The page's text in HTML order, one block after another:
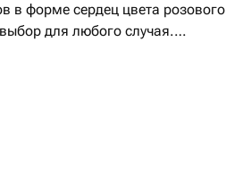
в форме сердец цвета розового
для любого случая.
нотку роскоши и прекрасно
цвета розового золота